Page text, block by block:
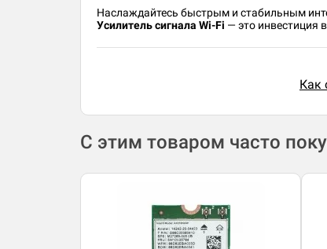
Наслаждайтесь быстрым и стабильным
Усилитель сигнала Wi-Fi — это инвестиция
Как
С этим товаром часто